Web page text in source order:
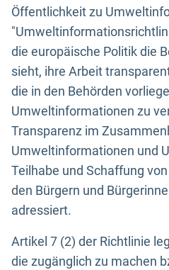
Öffentlichkeit zu
die europäische Politik die
sieht, ihre Arbeit
die in den Behörden
Umweltinformationen zu
Transparenz im
Umweltinformationen und
Teilhabe und Schaffung
den Bürgern und
adressiert.
Artikel 7 (2) der Richtlinie
die zugänglich zu machen